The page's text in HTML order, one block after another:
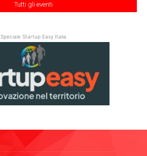
Tutti gli eventi
Speciale Startup Easy Italia